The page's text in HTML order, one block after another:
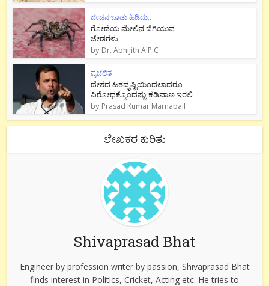
ಜೇಡನ ಜಾಡು ಹಿಡಿದು..
ಗೋಡೆಯ ಮೇಲಿನ ಜಿಗಿಯುವ
ಜೇಡಗಳು
by Dr. Abhijith A P C
ಪ್ರಚಲಿತ
ದೇಶದ ಹಿತದೃಷ್ಟಿಯಿಂದಲಾದರೂ
ವಿರೋಧಕ್ಕೊಂದಷ್ಟು ಕಡಿವಾಣ ಇರಲಿ
by Prasad Kumar Marnabail
ಲೇಖಕರ ಕುರಿತು
Shivaprasad Bhat
Engineer by profession writer by passion, Shivaprasad Bhat
finds interest in Politics, Cricket, Acting etc. He tries to